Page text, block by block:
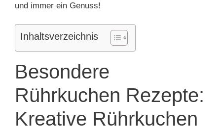
und immer ein Genuss!
Inhaltsverzeichnis
Besondere
Rührkuchen Rezepte:
Kreative Rührkuchen